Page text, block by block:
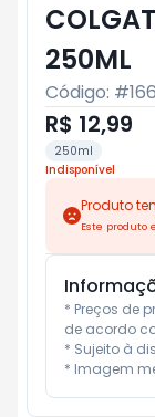
250ML
Código: #
R$ 12,99
250ml
Indisponível
Produto
Este produto
* Preços de
de acordo
* Sujeito à
* Imagem